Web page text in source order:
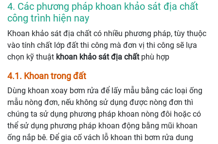
4. Các phương pháp khoan khảo sát địa chất
công trình hiện nay
Khoan khảo sát địa chất có nhiều phương pháp, tùy thuộc
vào tính chất lớp đất thi công mà đơn vị thi công sẽ lựa
chọn kỹ thuật khoan khảo sát địa chấtphù hợp
4.1. Khoan trong đất
Dùng khoan xoay bơm rửa để lấy mẫu bằng các loại ống
mẫu nòng đơn, nếu không sử dụng được nòng đơn thì
chúng ta sử dụng phương pháp khoan nòng đôi hoặc có
thể sử dụng phương pháp khoan động bằng mũi khoan
ống nắp bê. Để gia cố vách lỗ khoan thì bơm rửa dung